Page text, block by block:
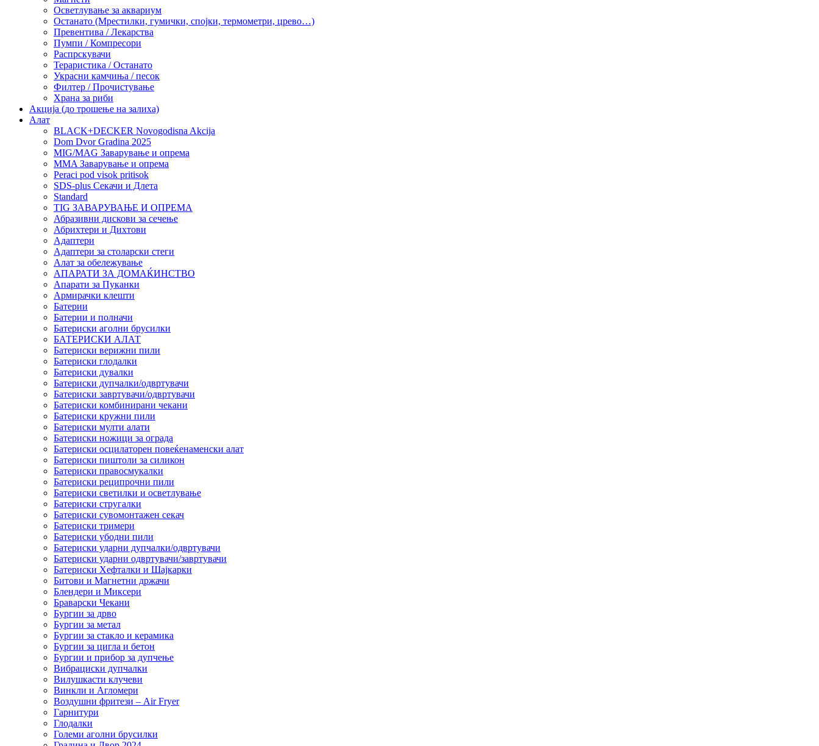
Осветлување за аквариум
Останато (Мрестилки, гумички, спојки, термометри, црево…)
Превентива / Лекарства
Пумпи / Компресори
Распрскувачи
Тераристика / Останато
Украсни камчиња / песок
Филтер / Прочистување
Храна за риби
Акција (до трошење на залиха)
Алат
BLACK+DECKER Novogodisna Akcija
Dom Dvor Gradina 2025
MIG/MAG Заварување и опрема
MMA Заварување и опрема
Peraci pod visok pritisok
SDS-plus Секачи и Длета
Standard
TIG ЗАВАРУВАЊЕ И ОПРЕМА
Абразивни дискови за сечење
Абрихтери и Дихтови
Адаптери
Адаптери за столарски стеги
Алат за обележување
АПАРАТИ ЗА ДОМАЌИНСТВО
Апарати за Пуканки
Армирачки клешти
Батерии
Батерии и полначи
Батериски аголни брусилки
БАТЕРИСКИ АЛАТ
Батериски верижни пили
Батериски глодалки
Батериски дувалки
Батериски дупчалки/одвртувачи
Батериски завртувачи/одвртувачи
Батериски комбинирани чекани
Батериски кружни пили
Батериски мулти алати
Батериски ножици за ограда
Батериски осцилаторен повеќенаменски алат
Батериски пиштоли за силикон
Батериски правосмукалки
Батериски реципрочни пили
Батериски светилки и осветлување
Батериски стругалки
Батериски сувомонтажен секач
Батериски тримери
Батериски убодни пили
Батериски ударни дупчалки/одвртувачи
Батериски ударни одвртувачи/завртувачи
Батериски Хефталки и Шајкарки
Битови и Магнетни држачи
Блендери и Миксери
Браварски Чекани
Бургии за дрво
Бургии за метал
Бургии за стакло и керамика
Бургии за цигла и бетон
Бургии и прибор за дупчење
Вибрациски дупчалки
Вилушкасти клучеви
Винкли и Агломери
Воздушни фритези – Air Fryer
Гарнитури
Глодалки
Големи аголни брусилки